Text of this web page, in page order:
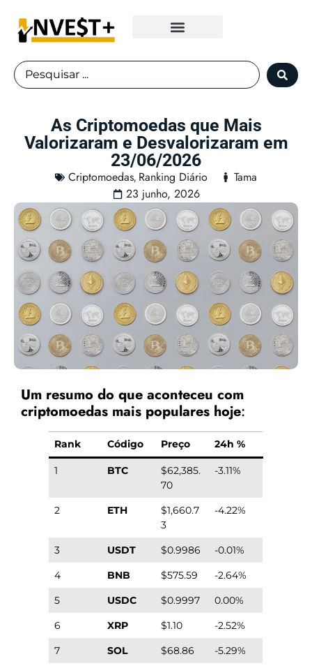
As Criptomoedas que Mais
Valorizaram e Desvalorizaram em
23/06/2026
Criptomoedas, Ranking Diário
Tama
23 junho, 2026
Um resumo do que aconteceu com
criptomoedas mais populares hoje:
Rank Código Preço 24h %
1 BTC
$62,385.
70
-3.11%
2 ETH
$1,660.7
3
-4.22%
3 USDT $0.9986
-0.01%
4
BNB $575.59
-2.64%
5
USDC $0.9997
0.00%
6
XRP $1.10
-2.52%
7
SOL $68.86
-5.29%